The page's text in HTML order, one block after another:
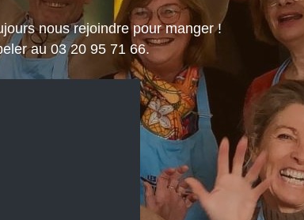
nous rejoindre pour manger !
au 03 20 95 71 66.